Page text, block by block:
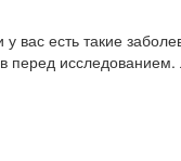
есть такие
перед